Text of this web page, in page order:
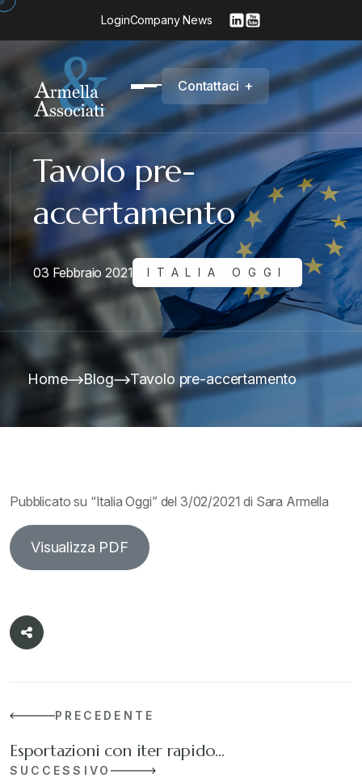
LoginCompany News
Contattaci +
Tavolo pre-
accertamento
03 Febbraio 2021 ITALIA OGGI
Home Blog Tavolo pre-accertamento
Pubblicato su “Italia Oggi” del 3/02/2021 di Sara Armella
Visualizza PDF
PRECEDENTE
Esportazioni con iter rapido…
SUCCESSIVO